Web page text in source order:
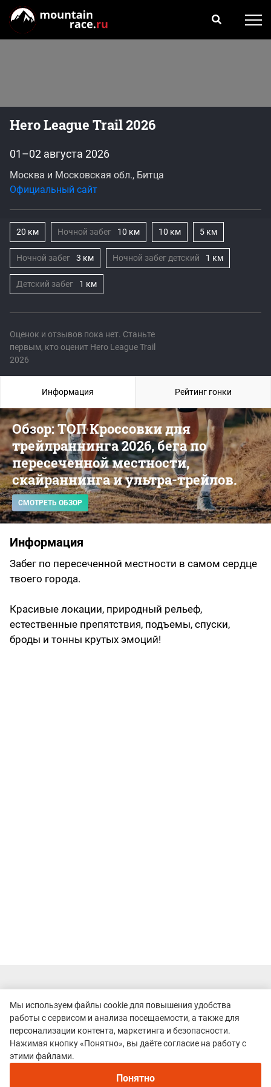
Hero League Trail 2026
Оценок и отзывов пока нет. Станьте
первым, кто оценит Hero League Trail
2026
01–02 августа 2026
Москва и Московская обл., Битца
Официальный сайт
20 км Ночной забег 10 км 10 км 5 км
Ночной забег 3 км Ночной забег детский 1 км
Детский забег 1 км
Обзор: ТОП Кроссовки для
трейлраннинга 2026, бега по
пересеченной местности,
скайраннинга и ультра-трейлов.
СМОТРЕТЬ ОБЗОР
Информация
Забег по пересеченной местности в самом сердце
твоего города.
Красивые локации, природный рельеф,
естественные препятствия, подъемы, спуски,
броды и тонны крутых эмоций!
Информация Рейтинг гонки
Мы используем файлы cookie для повышения удобства
работы с сервисом и анализа посещаемости, а также для
персонализации контента, маркетинга и безопасности.
Нажимая кнопку «Понятно», вы даёте согласие на работу с
этими файлами.
Понятно